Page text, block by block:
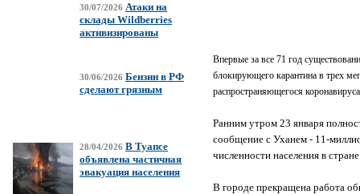
30/07/2026 Атаки на
склады Wildberries
активизированы
30/06/2026 Бензин в РФ
сделают грязным
28/04/2026 В Туапсе
объявлена частичная
эвакуация населения
Впервые за все 71 год
блокирующего карантина в трех
распространяющегося
Ранним утром 23 января
сообщение с Уханем - 11-
численности населения в
В городе прекращена работа